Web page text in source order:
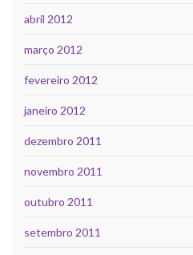
abril 2012
março 2012
fevereiro 2012
janeiro 2012
dezembro 2011
novembro 2011
outubro 2011
setembro 2011